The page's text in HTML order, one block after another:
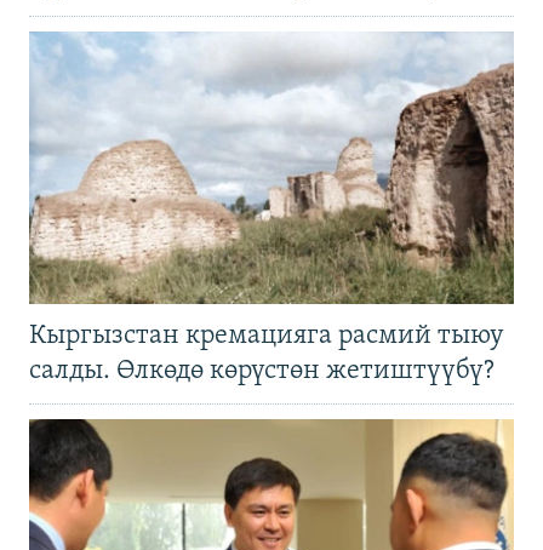
Кыргызстан кремацияга расмий тыюу
салды. Өлкөдө көрүстөн жетиштүүбү?